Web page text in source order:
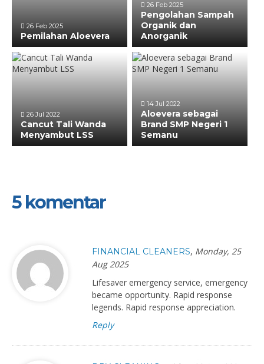
26 Feb 2025
Pemilahan Aloevera
26 Feb 2025
Pengolahan Sampah
Organik dan
Anorganik
26 Jul 2022
Cancut Tali Wanda
Menyambut LSS
14 Jul 2022
Aloevera sebagai
Brand SMP Negeri 1
Semanu
5 komentar
FINANCIAL CLEANERS, Monday, 25
Aug 2025
Lifesaver emergency service, emergency
became opportunity. Rapid response
legends. Rapid response appreciation.
Reply